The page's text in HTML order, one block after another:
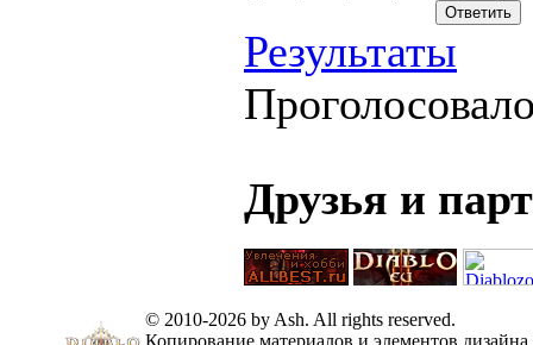
Результаты
Друзья и
© 2010-2026 by Ash. All rights reserved.
Копирование материалов и элементов